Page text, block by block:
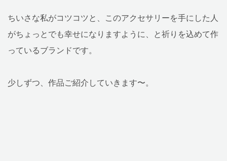
ちいさな私がコツコツと、このアクセサリーを手にした人
がちょっとでも幸せになりますように、と祈りを込めて作
っているブランドです。
少しずつ、作品ご紹介していきます〜。